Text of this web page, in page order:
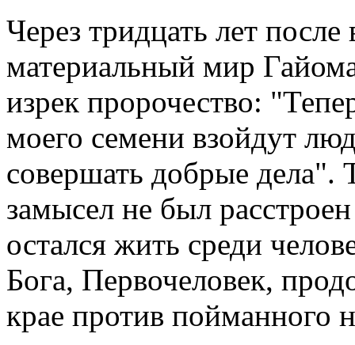
Через тридцать лет
материальный мир
изрек пророчество:
моего семени взойдут
совершать добрые
замысел не был
остался жить среди
Бога, Первочеловек,
крае против пойманного